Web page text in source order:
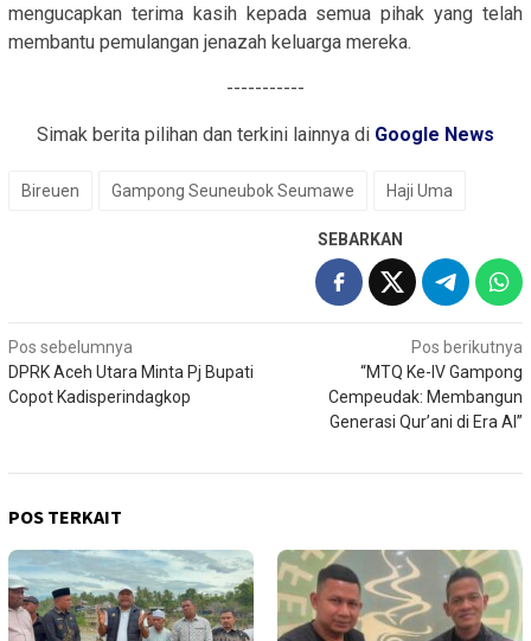
mengucapkan terima kasih kepada semua pihak yang telah
membantu pemulangan jenazah keluarga mereka.
-----------
Simak berita pilihan dan terkini lainnya di Google News
Bireuen Gampong Seuneubok Seumawe Haji Uma
SEBARKAN
Navigasi
pos
Pos sebelumnya
DPRK Aceh Utara Minta Pj Bupati
Copot Kadisperindagkop
Pos berikutnya
“MTQ Ke-IV Gampong
Cempeudak: Membangun
Generasi Qur’ani di Era AI”
POS TERKAIT